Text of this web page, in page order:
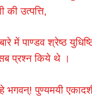
की उत्पत्ति,
में पाण्डव श्रेष्ठ
प्रश्न किये थे ।
हे भगवन्! पुण्यमयी